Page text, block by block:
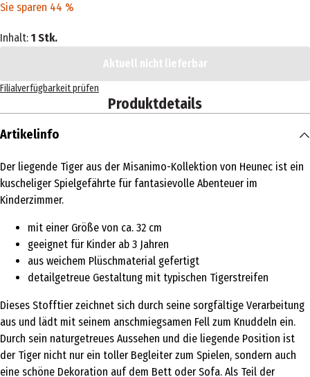
Sie sparen 44 %
Inhalt: 1 Stk.
Aktuell nicht lieferbar
Filialverfügbarkeit prüfen
Produktdetails
Artikelinfo
Der liegende Tiger aus der Misanimo-Kollektion von Heunec ist ein
kuscheliger Spielgefährte für fantasievolle Abenteuer im
Kinderzimmer.
mit einer Größe von ca. 32 cm
geeignet für Kinder ab 3 Jahren
aus weichem Plüschmaterial gefertigt
detailgetreue Gestaltung mit typischen Tigerstreifen
Dieses Stofftier zeichnet sich durch seine sorgfältige Verarbeitung
aus und lädt mit seinem anschmiegsamen Fell zum Knuddeln ein.
Durch sein naturgetreues Aussehen und die liegende Position ist
der Tiger nicht nur ein toller Begleiter zum Spielen, sondern auch
eine schöne Dekoration auf dem Bett oder Sofa. Als Teil der